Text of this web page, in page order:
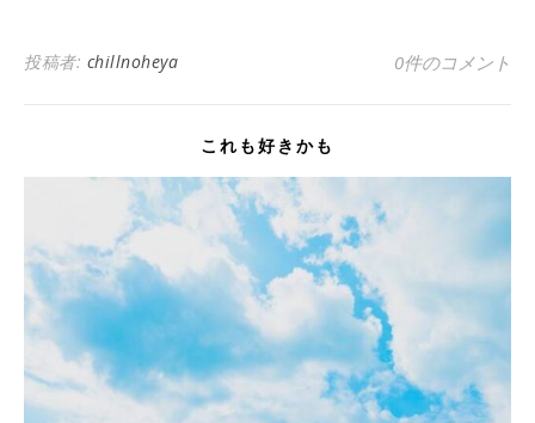
投稿者: chillnoheya 0件のコメント
これも好きかも